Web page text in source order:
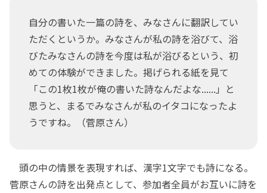
自分の書いた一篇の詩を、みなさんに翻訳してい
ただくというか。みなさんが私の詩を浴びて、浴
びたみなさんの詩を今度は私が浴びるという、初
めての体験ができました。掲げられる紙を見て
「この1枚1枚が俺の書いた詩なんだよな......」と
思うと、まるでみなさんが私のイタコになったよ
うですね。（菅原さん）
頭の中の情景を表現すれば、漢字1文字でも詩になる。
菅原さんの詩を出発点として、参加者全員がお互いに詩を